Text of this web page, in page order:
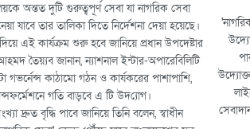
অন্তত দুটি গুরুত্বপূর্ণ সেবা যা নাগরিক সেবা
যাবে তার তালিকা দিতে নির্দেশনা দেয়া হয়েছে।
এই কার্যক্রম শুরু হবে জানিয়ে প্রধান উপদেষ্টার
তৈয়্যব জানান, ন্যাশনাল ইন্টার-অপারেবিলিটি
গভর্নেন্স কাঠামো গঠন ও কার্যকরের পাশাপাশি,
গতি বাড়বে এ টি উদ্যোগ।
দ্রুত বৃদ্ধি পাবে জানিয়ে তিনি বলেন, স্বাধীন